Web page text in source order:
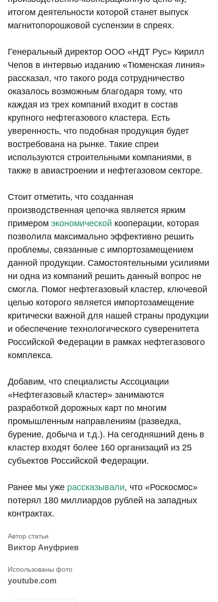
итогом деятельности которой станет выпуск
магнитопорошковой суспензии в спреях.
Генеральный директор ООО «НДТ Рус» Кирилл
Чепов в интервью изданию «Тюменская линия»
рассказал, что такого рода сотрудничество
оказалось возможным благодаря тому, что
каждая из трех компаний входит в состав
крупного нефтегазового кластера. Есть
уверенность, что подобная продукция будет
востребована на рынке. Такие спреи
используются строительными компаниями, в
также в авиастроении и нефтегазовом секторе.
Стоит отметить, что созданная
производственная цепочка является ярким
примером экономической кооперации, которая
позволила максимально эффективно решить
проблемы, связанные с импортозамещением
данной продукции. Самостоятельными усилиями
ни одна из компаний решить данный вопрос не
смогла. Помог нефтегазовый кластер, ключевой
целью которого является импортозамещение
критически важной для нашей страны продукции
и обеспечение технологического суверенитета
Российской Федерации в рамках нефтегазового
комплекса.
Добавим, что специалисты Ассоциации
«Нефтегазовый кластер» занимаются
разработкой дорожных карт по многим
промышленным направлениям (разведка,
бурение, добыча и т.д.). На сегодняшний день в
кластер входят более 160 организаций из 25
субъектов Российской Федерации.
Ранее мы уже рассказывали, что «Роскосмос»
потерял 180 миллиардов рублей на западных
контрактах.
Виктор Ануфриев
youtube.com